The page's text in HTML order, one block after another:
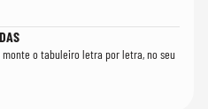
o tabuleiro letra por letra, no seu